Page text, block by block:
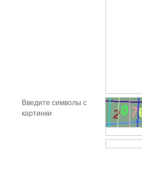
Введите символы с
картинки